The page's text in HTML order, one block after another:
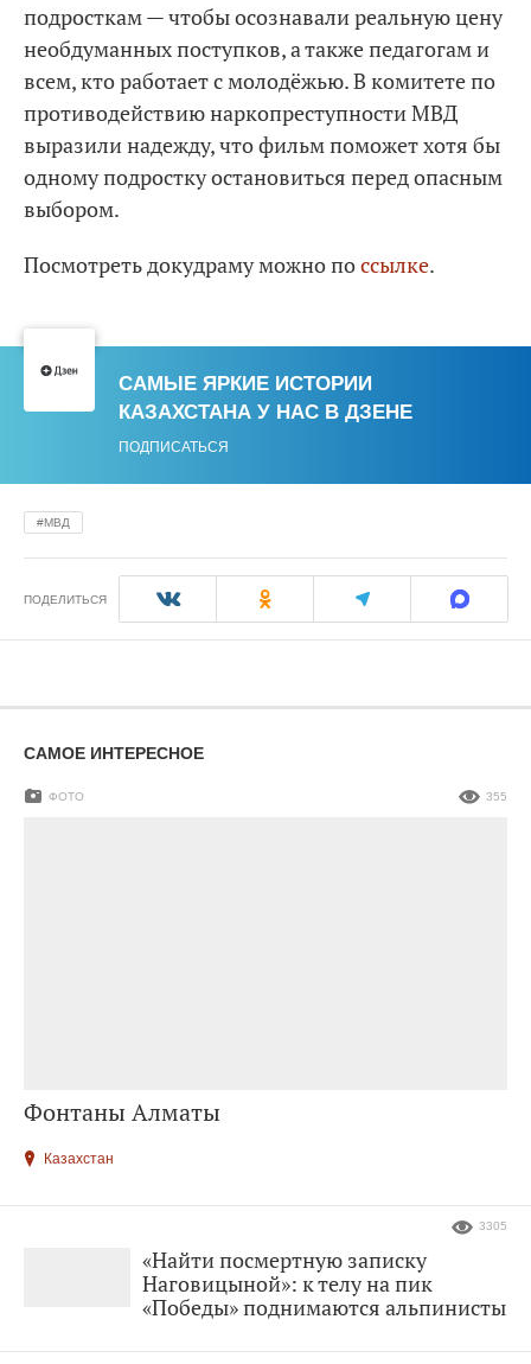
подросткам — чтобы осознавали реальную цену
необдуманных поступков, а также педагогам и
всем, кто работает с молодёжью. В комитете по
противодействию наркопреступности МВД
выразили надежду, что фильм поможет хотя бы
одному подростку остановиться перед опасным
выбором.
Посмотреть докудраму можно поссылке.
САМЫЕ ЯРКИЕ ИСТОРИИ
КАЗАХСТАНА У НАС В ДЗЕНЕ
ПОДПИСАТЬСЯ
МВД
ПОДЕЛИТЬСЯ
САМОЕ ИНТЕРЕСНОЕ
Фонтаны Алматы
ФОТО 355
Казахстан
«Найти посмертную записку
Наговицыной»: к телу на пик
«Победы» поднимаются альпинисты
3305